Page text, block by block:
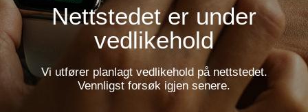
Nettstedet er under
vedlikehold
Vi utfører planlagt vedlikehold på nettstedet.
Vennligst forsøk igjen senere.